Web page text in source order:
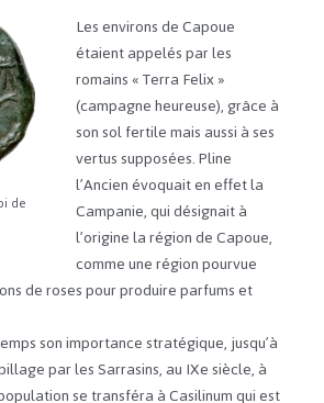
de
Les environs de Capoue
étaient appelés par les
romains « Terra Felix »
(campagne heureuse), grâce à
son sol fertile mais aussi à ses
vertus supposées. Pline
l’Ancien évoquait en effet la
Campanie, qui désignait à
l’origine la région de Capoue,
comme une région pourvue
de roses pour produire parfums et
son importance stratégique, jusqu’à
par les Sarrasins, au IXe siècle, à
se transféra à Casilinum qui est